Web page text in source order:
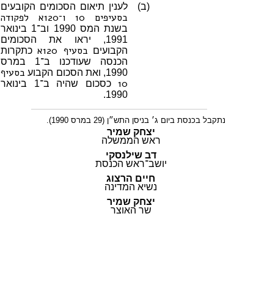
(ב)
לענין תיאום הסכומים הקובעים
בסעיפים 10 ו־120א לפקודה
בשנת המס 1990 וב־1 בינואר
1991, יראו את הסכומים
הקבועים בסעיף 120א
כתקרות
הכנסה שעודכנו ב־1 במרס
1990, ואת הסכום הקבוע
בסעיף
10
כסכום שהיה ב־1 בינואר
1990.
נתקבל בכנסת ביום ג׳ בניסן התש״ן (29 במרס 1990).
יצחק שמיר
ראש הממשלה
יצחק שמיר
שר האוצר
חיים הרצוג
נשיא המדינה
דב שילנסקי
יושב־ראש הכנסת